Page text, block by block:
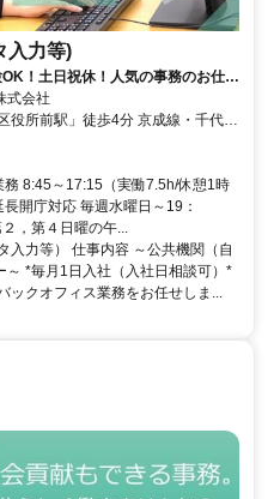
入力等)
！土日祝休！人気の事務のお仕事
式会社
役所前駅」徒歩4分 京成線・千代田
駅」徒歩10分 ☆自転車通勤
8:45～17:15（実働7.5h/休憩1時
開庁対応 毎週水曜日～19：
，第４日曜の午...
入力等） 仕事内容 ～公共機関（自
～ *毎月1日入社（入社日相談可）*
ックオフィス業務をお任せしま...